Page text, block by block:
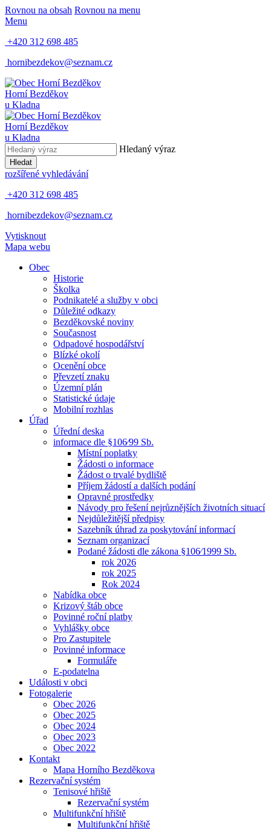
Rovnou na obsah Rovnou na menu
Menu
+420 312 698 485
hornibezdekov@seznam.cz
Horní Bezděkov
u Kladna
Horní Bezděkov
u Kladna
Hledaný výraz
Hledat
rozšířené vyhledávání
+420 312 698 485
hornibezdekov@seznam.cz
Vytisknout
Mapa webu
Obec
Historie
Školka
Podnikatelé a služby v obci
Důležité odkazy
Bezděkovské noviny
Současnost
Odpadové hospodářství
Blízké okolí
Ocenění obce
Převzetí znaku
Územní plán
Statistické údaje
Mobilní rozhlas
Úřad
Úřední deska
informace dle §106⁄99 Sb.
Místní poplatky
Žádosti o informace
Žádost o trvalé bydliště
Příjem žádostí a dalších podání
Opravné prostředky
Návody pro řešení nejrůznějších životních situací
Nejdůležitější předpisy
Sazebník úhrad za poskytování informací
Seznam organizací
Podané žádosti dle zákona §106⁄1999 Sb.
rok 2026
rok 2025
Rok 2024
Nabídka obce
Krizový štáb obce
Povinné roční platby
Vyhlášky obce
Pro Zastupitele
Povinné informace
Formuláře
E-podatelna
Události v obci
Fotogalerie
Obec 2026
Obec 2025
Obec 2024
Obec 2023
Obec 2022
Kontakt
Mapa Horního Bezděkova
Rezervační systém
Tenisové hřiště
Rezervační systém
Multifunkční hřiště
Multifunkční hřiště